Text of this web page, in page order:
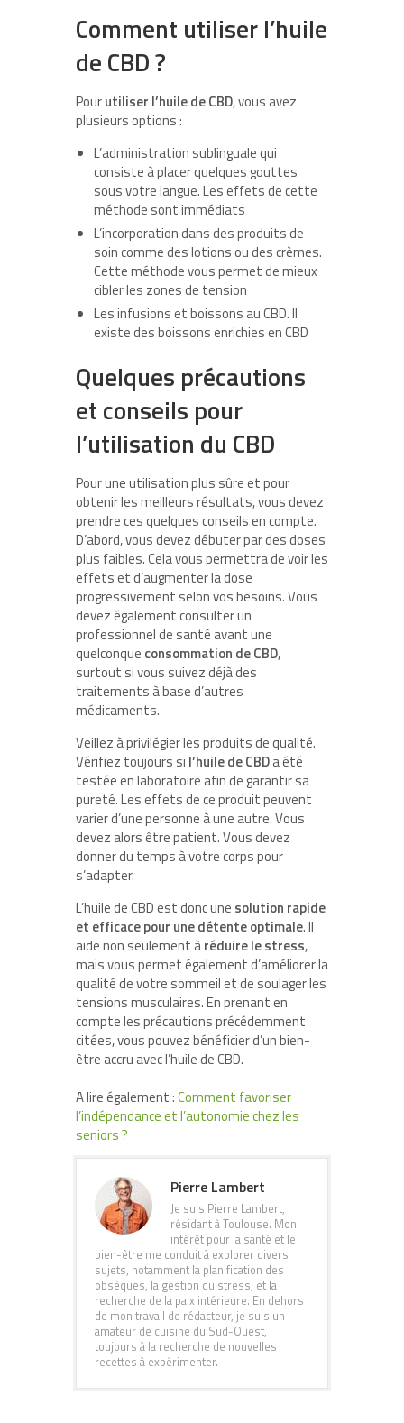
Comment utiliser l’huile
de CBD ?
Pourutiliser l’huile de CBD, vous avez
plusieurs options :
L’administration sublinguale qui
consiste à placer quelques gouttes
sous votre langue. Les effets de cette
méthode sont immédiats
L’incorporation dans des produits de
soin comme des lotions ou des crèmes.
Cette méthode vous permet de mieux
cibler les zones de tension
Les infusions et boissons au CBD. Il
existe des boissons enrichies en CBD
Quelques précautions
et conseils pour
l’utilisation du CBD
Pour une utilisation plus sûre et pour
obtenir les meilleurs résultats, vous devez
prendre ces quelques conseils en compte.
D’abord, vous devez débuter par des doses
plus faibles. Cela vous permettra de voir les
effets et d’augmenter la dose
progressivement selon vos besoins. Vous
devez également consulter un
professionnel de santé avant une
quelconque consommation de CBD,
surtout si vous suivez déjà des
traitements à base d’autres
médicaments.
Veillez à privilégier les produits de qualité.
Vérifiez toujours si l’huile de CBDa été
testée en laboratoire afin de garantir sa
pureté. Les effets de ce produit peuvent
varier d’une personne à une autre. Vous
devez alors être patient. Vous devez
donner du temps à votre corps pour
s’adapter.
L’huile de CBD est donc une solution rapide
et efficace pour une détente optimale. Il
aide non seulement àréduire le stress,
mais vous permet également d’améliorer la
qualité de votre sommeil et de soulager les
tensions musculaires. En prenant en
compte les précautions précédemment
citées, vous pouvez bénéficier d’un bien-
être accru avec l’huile de CBD.
A lire également :Comment favoriser
l’indépendance et l’autonomie chez les
seniors ?
Pierre Lambert
Je suis Pierre Lambert,
résidant à Toulouse. Mon
intérêt pour la santé et le
bien-être me conduit à explorer divers
sujets, notamment la planification des
obsèques, la gestion du stress, et la
recherche de la paix intérieure. En dehors
de mon travail de rédacteur, je suis un
amateur de cuisine du Sud-Ouest,
toujours à la recherche de nouvelles
recettes à expérimenter.